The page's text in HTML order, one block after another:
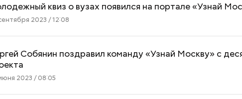
квиз о вузах появился на портале «Узнай
2023 / 12:08
Собянин поздравил команду «Узнай Москву» с
2023 / 08:05